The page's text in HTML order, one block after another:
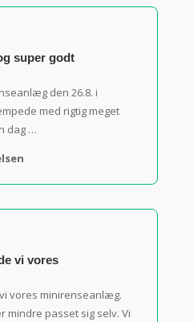
super godt
den 26.8. i
med rigtig meget
dag …
vi vores
vores minirenseanlæg.
mindre passet sig selv. Vi